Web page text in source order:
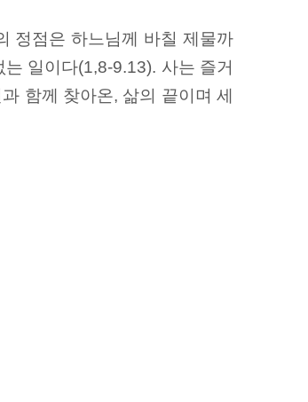
정점은 하느님께 바칠 제물까
일이다(1,8-9.13). 사는 즐거
함께 찾아온, 삶의 끝이며 세